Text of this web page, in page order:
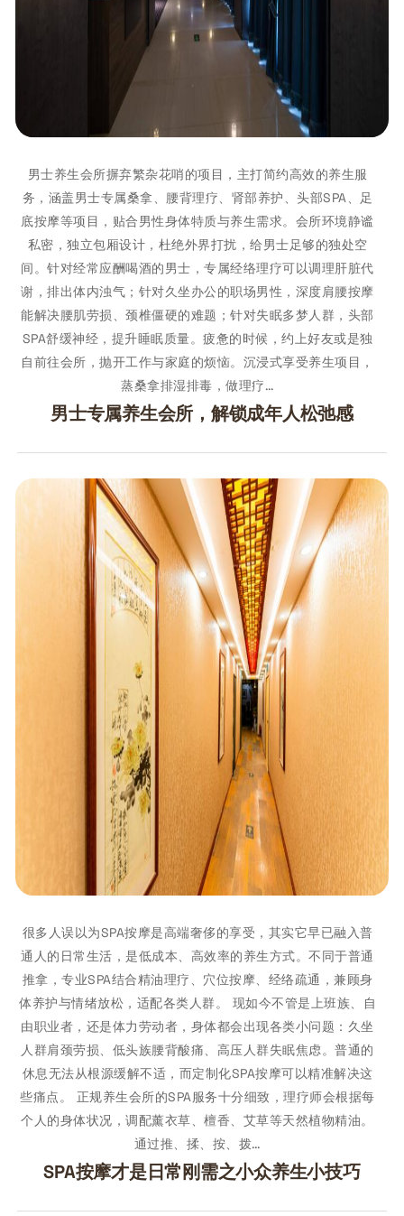
男士养生会所摒弃繁杂花哨的项目，主打简约高效的养生服
务，涵盖男士专属桑拿、腰背理疗、肾部养护、头部SPA、足
底按摩等项目，贴合男性身体特质与养生需求。会所环境静谧
私密，独立包厢设计，杜绝外界打扰，给男士足够的独处空
间。针对经常应酬喝酒的男士，专属经络理疗可以调理肝脏代
谢，排出体内浊气；针对久坐办公的职场男性，深度肩腰按摩
能解决腰肌劳损、颈椎僵硬的难题；针对失眠多梦人群，头部
SPA舒缓神经，提升睡眠质量。疲惫的时候，约上好友或是独
自前往会所，抛开工作与家庭的烦恼。沉浸式享受养生项目，
蒸桑拿排湿排毒，做理疗…
男士专属养生会所，解锁成年人松弛感
很多人误以为SPA按摩是高端奢侈的享受，其实它早已融入普
通人的日常生活，是低成本、高效率的养生方式。不同于普通
推拿，专业SPA结合精油理疗、穴位按摩、经络疏通，兼顾身
体养护与情绪放松，适配各类人群。 现如今不管是上班族、自
由职业者，还是体力劳动者，身体都会出现各类小问题：久坐
人群肩颈劳损、低头族腰背酸痛、高压人群失眠焦虑。普通的
休息无法从根源缓解不适，而定制化SPA按摩可以精准解决这
些痛点。 正规养生会所的SPA服务十分细致，理疗师会根据每
个人的身体状况，调配薰衣草、檀香、艾草等天然植物精油。
通过推、揉、按、拨…
SPA按摩才是日常刚需之小众养生小技巧